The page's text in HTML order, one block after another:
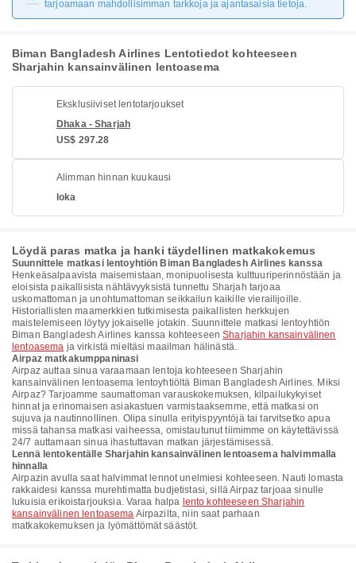
tarjoamaan mahdollisimman tarkkoja ja ajantasaisia tietoja.
Biman Bangladesh Airlines Lentotiedot kohteeseen
Sharjahin kansainvälinen lentoasema
Eksklusiiviset lentotarjoukset
Dhaka - Sharjah
US$ 297.28
Alimman hinnan kuukausi
loka
Löydä paras matka ja hanki täydellinen matkakokemus
Suunnittele matkasi lentoyhtiön Biman Bangladesh Airlines kanssa
Henkeäsalpaavista maisemistaan, monipuolisesta kulttuuriperinnöstään ja
eloisista paikallisista nähtävyyksistä tunnettu Sharjah tarjoaa
uskomattoman ja unohtumattoman seikkailun kaikille vierailijoille.
Historiallisten maamerkkien tutkimisesta paikallisten herkkujen
maistelemiseen löytyy jokaiselle jotakin. Suunnittele matkasi lentoyhtiön
Biman Bangladesh Airlines kanssa kohteeseenSharjahin kansainvälinen
lentoasema ja virkistä mieltäsi maailman hälinästä.
Airpaz matkakumppaninasi
Airpaz auttaa sinua varaamaan lentoja kohteeseen Sharjahin
kansainvälinen lentoasema lentoyhtiöltä Biman Bangladesh Airlines. Miksi
Airpaz? Tarjoamme saumattoman varauskokemuksen, kilpailukykyiset
hinnat ja erinomaisen asiakastuen varmistaaksemme, että matkasi on
sujuva ja nautinnollinen. Olipa sinulla erityispyyntöjä tai tarvitsetko apua
missä tahansa matkasi vaiheessa, omistautunut tiimimme on käytettävissä
24/7 auttamaan sinua ihastuttavan matkan järjestämisessä.
Lennä lentokentälle Sharjahin kansainvälinen lentoasema halvimmalla
hinnalla
Airpazin avulla saat halvimmat lennot unelmiesi kohteeseen. Nauti lomasta
rakkaidesi kanssa murehtimatta budjetistasi, sillä Airpaz tarjoaa sinulle
lukuisia erikoistarjouksia. Varaa halpa lento kohteeseen Sharjahin
kansainvälinen lentoasema Airpazilta, niin saat parhaan
matkakokemuksen ja lyömättömät säästöt.